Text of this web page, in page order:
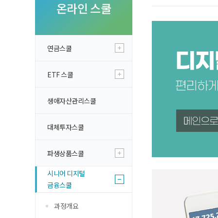
실전투자
온라인 스쿨
연금스쿨
ETF 스쿨
생애자산관리스쿨
대체투자스쿨
파생상품스쿨
시니어 디지털
금융스쿨
과정개요